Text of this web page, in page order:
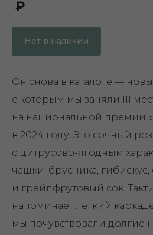
₽
Нет в наличии
Он снова в каталоге —
с которым мы заняли III
на национальной премии
в 2024 году. Это сочный
с цитрусово-ягодным
чашки: брусника,
и грейпфрутовый сок.
напоминает легкий
мы почувствовали долгие